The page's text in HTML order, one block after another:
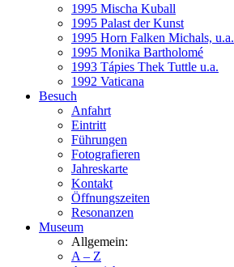
1995 Mischa Kuball
1995 Palast der Kunst
1995 Horn Falken Michals, u.a.
1995 Monika Bartholomé
1993 Tápies Thek Tuttle u.a.
1992 Vaticana
Besuch
Anfahrt
Eintritt
Führungen
Fotografieren
Jahreskarte
Kontakt
Öffnungszeiten
Resonanzen
Museum
Allgemein:
A – Z